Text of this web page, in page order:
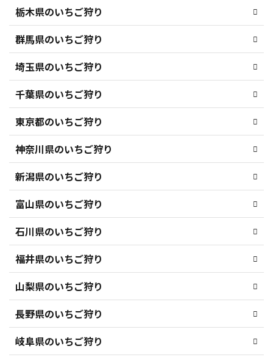
栃木県のいちご狩り
群馬県のいちご狩り
埼玉県のいちご狩り
千葉県のいちご狩り
東京都のいちご狩り
神奈川県のいちご狩り
新潟県のいちご狩り
富山県のいちご狩り
石川県のいちご狩り
福井県のいちご狩り
山梨県のいちご狩り
長野県のいちご狩り
岐阜県のいちご狩り